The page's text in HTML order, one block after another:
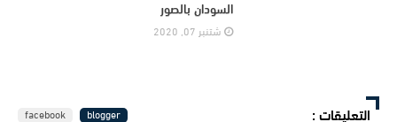
السودان بالصور
شتنبر 07, 2020
التعليقات :
blogger
facebook